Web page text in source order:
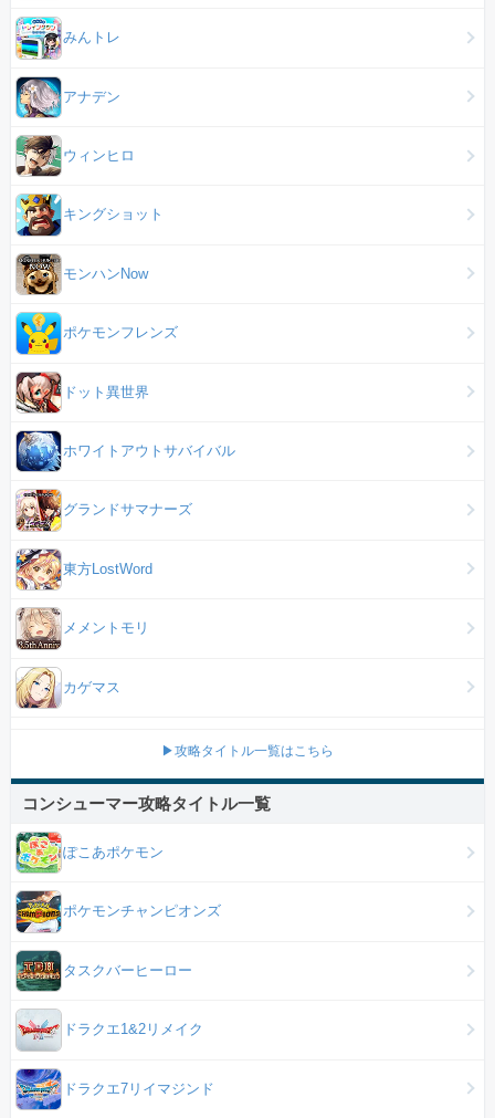
みんトレ
アナデン
ウィンヒロ
キングショット
モンハンNow
ポケモンフレンズ
ドット異世界
ホワイトアウトサバイバル
グランドサマナーズ
東方LostWord
メメントモリ
カゲマス
▶攻略タイトル一覧はこちら
コンシューマー攻略タイトル一覧
ぽこあポケモン
ポケモンチャンピオンズ
タスクバーヒーロー
ドラクエ1&2リメイク
ドラクエ7リイマジンド